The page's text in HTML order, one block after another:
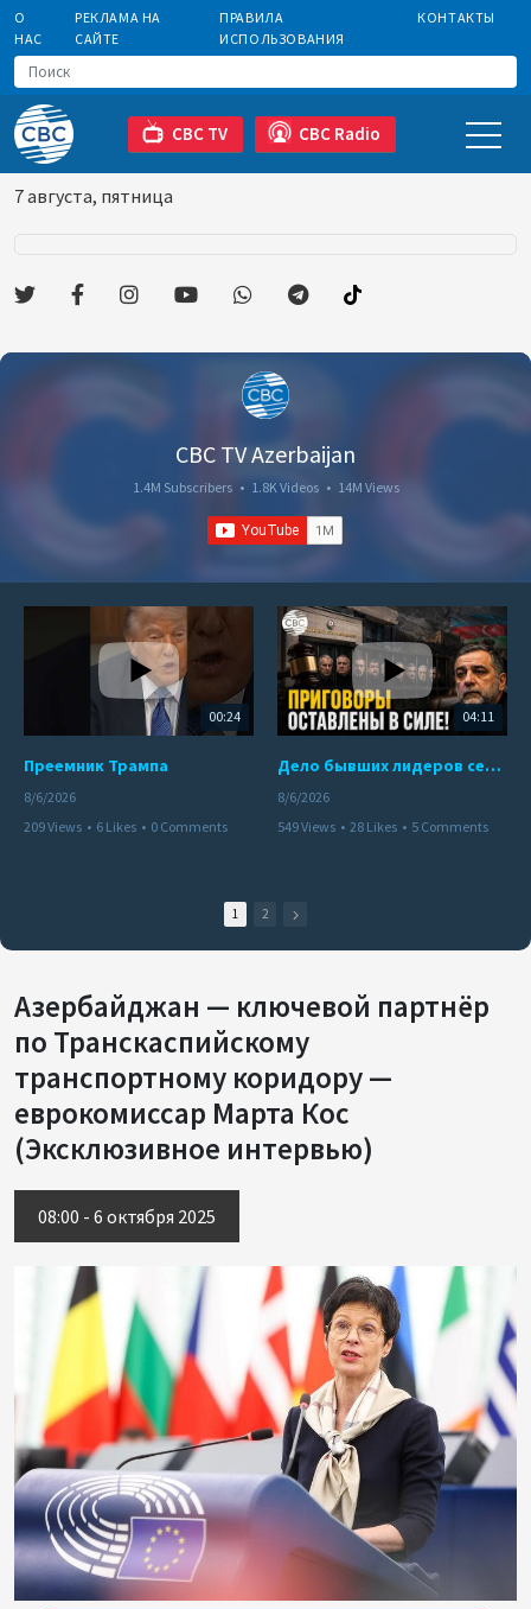
О
НАС
РЕКЛАМА НА
САЙТЕ
ПРАВИЛА
ИСПОЛЬЗОВАНИЯ
КОНТАКТЫ
CBC TV CBC Radio
7 августа, пятница
CBC TV Azerbaijan
1.4M Subscribers • 1.8K Videos • 14M Views
00:24
Преемник Трампа
8/6/2026
209 Views • 6 Likes • 0 Comments
04:11
Дело бывших лидеров сепаратистского режима в Карабахе
8/6/2026
549 Views • 28 Likes • 5 Comments
1 2
Азербайджан — ключевой партнёр
по Транскаспийскому
транспортному коридору —
еврокомиссар Марта Кос
(Эксклюзивное интервью)
08:00 - 6 октября 2025